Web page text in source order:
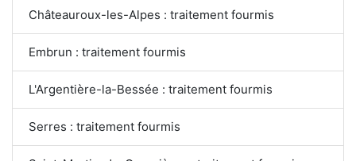
Châteauroux-les-Alpes : traitement fourmis
Embrun : traitement fourmis
L'Argentière-la-Bessée : traitement fourmis
Serres : traitement fourmis